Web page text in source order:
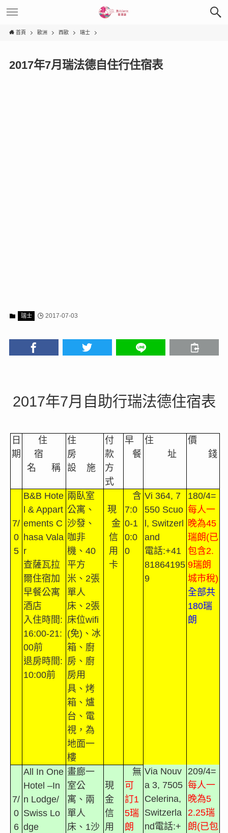
首頁 歐洲 西歐 瑞士
2017年7月瑞法德自住行住宿表
瑞士 2017-07-03
2017年7月自助行瑞法德住宿表
日
期
住
宿
名
稱
住
房
設
施
付
款
方
式
早
餐
住
址
價
錢
7/
0
5
B&B Hote
l & Appart
ements C
hasa Vala
r
查薩瓦拉
爾住宿加
早餐公寓
酒店
入住時間 :
16:00-21:
00前
退房時間 :
10:00前
兩臥室
公寓、
沙發、
咖非
機 、 40
平方
米 、 2張
單人
床、 2張
床位wifi
(免) 、冰
箱、廚
房、廚
房用
具、烤
箱、爐
台、電
視，為
地面一
樓
現
金
信
用
卡
含
7:0
0-1
0:0
0
Vi 364, 7
550 Scuo
l, Switzerl
and
電話:+41
81864195
9
180/4=
每人一
晚為45
瑞朗(已
包含2.
9瑞朗
城市稅)
全部共
180瑞
朗
7/
0
6
All In One
Hotel –In
n Lodge/
Swiss Lo
dge
畫廊一
室公
寓、兩
單人
床、 1沙
現
金
信
用
無
可
訂1
5瑞
朗
Via Nouv
a 3, 7505
Celerina,
Switzerla
nd電話:+
209/4=
每人一
晚為5
2.25瑞
朗(已包